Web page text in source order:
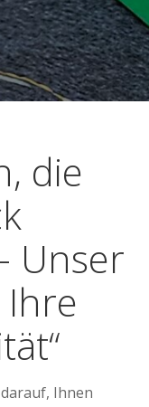
die
Unser
Ihnen